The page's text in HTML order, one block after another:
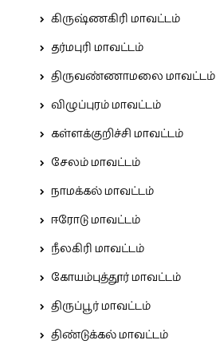
கிருஷ்ணகிரி மாவட்டம்
தர்மபுரி மாவட்டம்
திருவண்ணாமலை மாவட்டம்
விழுப்புரம் மாவட்டம்
கள்ளக்குறிச்சி மாவட்டம்
சேலம் மாவட்டம்
நாமக்கல் மாவட்டம்
ஈரோடு மாவட்டம்
நீலகிரி மாவட்டம்
கோயம்புத்தூர் மாவட்டம்
திருப்பூர் மாவட்டம்
திண்டுக்கல் மாவட்டம்